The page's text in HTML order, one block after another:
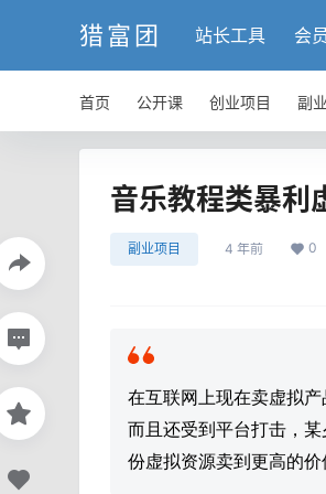
猎富团 站长工具 会
首页 公开课 创业项目 副
音乐教程类暴利
副业项目 4 年前 0
在互联网上现在卖虚拟
而且还受到平台打击，
份虚拟资源卖到更高的